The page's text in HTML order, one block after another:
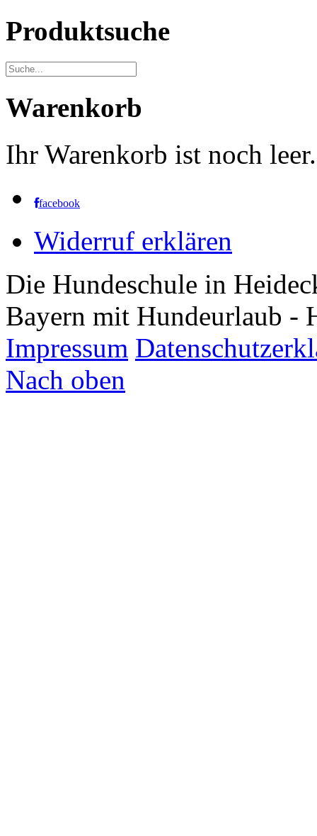
Produktsuche
Warenkorb
Ihr Warenkorb ist noch leer.
facebook
Widerruf erklären
Die Hundeschule in
Bayern mit Hundeurlaub -
Impressum
Nach oben